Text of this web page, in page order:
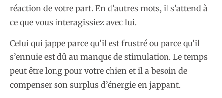
réaction de votre part. En d’autres mots, il s’attend à
ce que vous interagissiez avec lui.
Celui qui jappe parce qu’il est frustré ou parce qu’il
s’ennuie est dû au manque de stimulation. Le temps
peut être long pour votre chien et il a besoin de
compenser son surplus d’énergie en jappant.